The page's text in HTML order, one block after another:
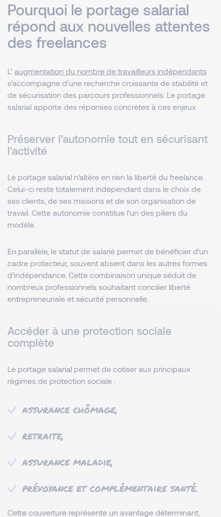
Pourquoi le portage salarial
répond aux nouvelles attentes
des freelances
L’ augmentation du nombre de travailleurs indépendants
s’accompagne d’une recherche croissante de stabilité et
de sécurisation des parcours professionnels. Le portage
salarial apporte des réponses concrètes à ces enjeux.
Préserver l’autonomie tout en sécurisant
l’activité
Le portage salarial n’altère en rien la liberté du freelance.
Celui-ci reste totalement indépendant dans le choix de
ses clients, de ses missions et de son organisation de
travail. Cette autonomie constitue l’un des piliers du
modèle.
En parallèle, le statut de salarié permet de bénéficier d’un
cadre protecteur, souvent absent dans les autres formes
d’indépendance. Cette combinaison unique séduit de
nombreux professionnels souhaitant concilier liberté
entrepreneuriale et sécurité personnelle.
Accéder à une protection sociale
complète
Le portage salarial permet de cotiser aux principaux
régimes de protection sociale :
assurance chômage,
retraite,
assurance maladie,
prévoyance et complémentaire santé.
Cette couverture représente un avantage déterminant,